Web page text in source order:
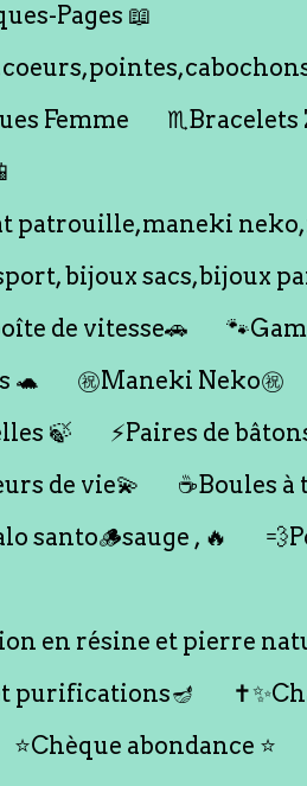
Pages 📖
Femme
♏️Bracelets
patrouille,maneki
bijoux sacs,bijoux
de vitesse🚗
🐢
㊗️Maneki Neko㊗️
🍃
⚡️Paires de
de vie💫
☕️Boules
santo🪵sauge , 🔥
en résine et pierre
purifications🪔
⭐️Chèque abondance ⭐️